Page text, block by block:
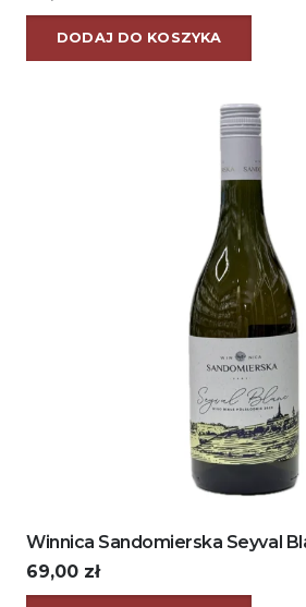
DODAJ DO KOSZYKA
Winnica Sandomierska Seyval
69,00 zł